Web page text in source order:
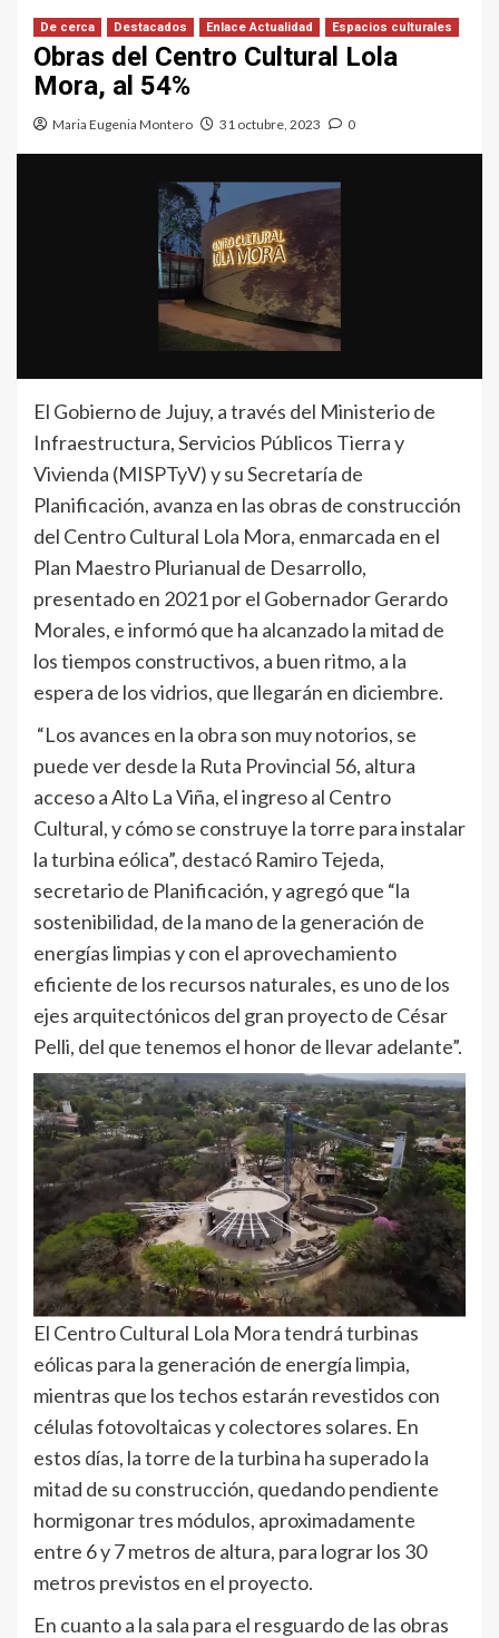
De cerca Destacados Enlace Actualidad Espacios culturales
Obras del Centro Cultural Lola
Mora, al 54%
Maria Eugenia Montero 31 octubre, 2023 0
El Gobierno de Jujuy, a través del Ministerio de
Infraestructura, Servicios Públicos Tierra y
Vivienda (MISPTyV) y su Secretaría de
Planificación, avanza en las obras de construcción
del Centro Cultural Lola Mora, enmarcada en el
Plan Maestro Plurianual de Desarrollo,
presentado en 2021 por el Gobernador Gerardo
Morales, e informó que ha alcanzado la mitad de
los tiempos constructivos, a buen ritmo, a la
espera de los vidrios, que llegarán en diciembre.
“Los avances en la obra son muy notorios, se
puede ver desde la Ruta Provincial 56, altura
acceso a Alto La Viña, el ingreso al Centro
Cultural, y cómo se construye la torre para instalar
la turbina eólica”, destacó Ramiro Tejeda,
secretario de Planificación, y agregó que “la
sostenibilidad, de la mano de la generación de
energías limpias y con el aprovechamiento
eficiente de los recursos naturales, es uno de los
ejes arquitectónicos del gran proyecto de César
Pelli, del que tenemos el honor de llevar adelante”.
El Centro Cultural Lola Mora tendrá turbinas
eólicas para la generación de energía limpia,
mientras que los techos estarán revestidos con
células fotovoltaicas y colectores solares. En
estos días, la torre de la turbina ha superado la
mitad de su construcción, quedando pendiente
hormigonar tres módulos, aproximadamente
entre 6 y 7 metros de altura, para lograr los 30
metros previstos en el proyecto.
En cuanto a la sala para el resguardo de las obras